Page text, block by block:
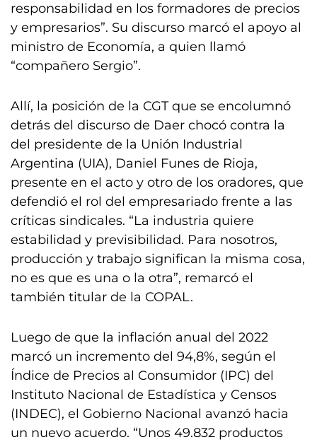
responsabilidad en los formadores de precios
y empresarios”. Su discurso marcó el apoyo al
ministro de Economía, a quien llamó
“compañero Sergio”.
Allí, la posición de la CGT que se encolumnó
detrás del discurso de Daer chocó contra la
del presidente de la Unión Industrial
Argentina (UIA), Daniel Funes de Rioja,
presente en el acto y otro de los oradores, que
defendió el rol del empresariado frente a las
críticas sindicales. “La industria quiere
estabilidad y previsibilidad. Para nosotros,
producción y trabajo significan la misma cosa,
no es que es una o la otra”, remarcó el
también titular de la COPAL.
Luego de que la inflación anual del 2022
marcó un incremento del 94,8%, según el
Índice de Precios al Consumidor (IPC) del
Instituto Nacional de Estadística y Censos
(INDEC), el Gobierno Nacional avanzó hacia
un nuevo acuerdo. “Unos 49.832 productos